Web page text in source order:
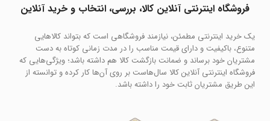
فروشگاه اینترنتی آنلاین کالا، بررسی، انتخاب و خرید آنلاین
یک خرید اینترنتی مطمئن، نیازمند فروشگاهی است که بتواند کالاهایی
متنوع، باکیفیت و دارای قیمت مناسب را در مدت زمانی کوتاه به دست
مشتریان خود برساند و ضمانت بازگشت کالا هم داشته باشد؛ ویژگی‌هایی که
فروشگاه اینترنتی آنلاین کالا سال‌هاست بر روی آن‌ها کار کرده و توانسته از
این طریق مشتریان ثابت خود را داشته باشد.